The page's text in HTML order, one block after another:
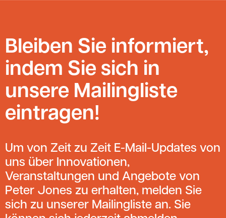
Bleiben Sie informiert,
indem Sie sich in
unsere Mailingliste
eintragen!
Um von Zeit zu Zeit E-Mail-Updates von
uns über Innovationen,
Veranstaltungen und Angebote von
Peter Jones zu erhalten, melden Sie
sich zu unserer Mailingliste an. Sie